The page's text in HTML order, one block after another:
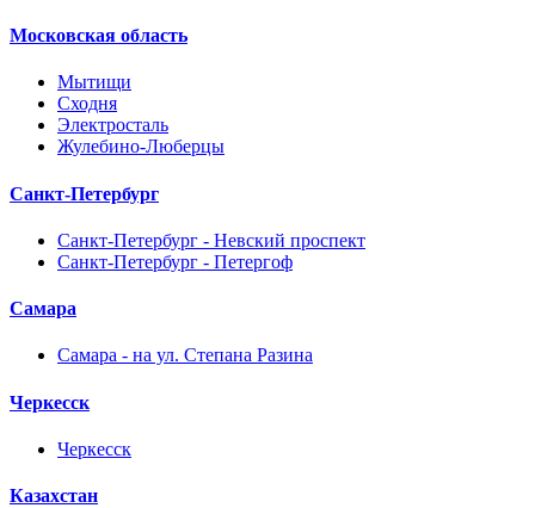
Московская область
Мытищи
Сходня
Электросталь
Жулебино-Люберцы
Санкт-Петербург
Санкт-Петербург - Невский проспект
Санкт-Петербург - Петергоф
Самара
Самара - на ул. Степана Разина
Черкесск
Черкесск
Казахстан